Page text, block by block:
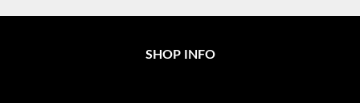
SHOP INFO